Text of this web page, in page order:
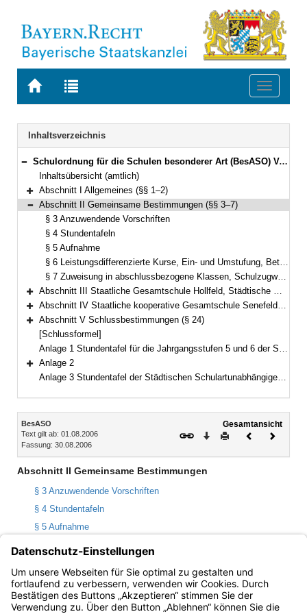
Zur
BAYERN.RECHT
Zur
letzten
Suche
Toggle
Navigation
Inhaltsverzeichnis
Bereich reduzieren
Schulordnung für die Schulen besonderer Art (BesASO) Vom 30. August 2006 (GVBl. S. 722) BayRS 2235-2-1-1-K (§§ 1–24)
Inhaltsübersicht (amtlich)
Bereich erweitern
Abschnitt I Allgemeines (§§ 1–2)
Bereich reduzieren
Abschnitt II Gemeinsame Bestimmungen (§§ 3–7)
§ 3 Anzuwendende Vorschriften
§ 4 Stundentafeln
§ 5 Aufnahme
§ 6 Leistungsdifferenzierte Kurse, Ein- und Umstufung, Beteiligung der Erziehungsberechtigten
§ 7 Zuweisung in abschlussbezogene Klassen, Schulzugwechsel und Wechsel in andere Schule
Bereich erweitern
Abschnitt III Staatliche Gesamtschule Hollfeld, Städtische Willy-Brandt-Gesamtschule München, Städtische Schulartunabhängige Orientierungsstufe München-Neuperlach (§§ 8–18)
Bereich erweitern
Abschnitt IV Staatliche kooperative Gesamtschule Senefelder-Schule Treuchtlingen, Evangelische kooperative Gesamtschule Wilhelm-Löhe-Schule Nürnberg (§§ 19–23)
Bereich erweitern
Abschnitt V Schlussbestimmungen (§ 24)
[Schlussformel]
Anlage 1 Stundentafel für die Jahrgangsstufen 5 und 6 der Staatlichen Gesamtschule Hollfeld
Bereich erweitern
Anlage 2
Anlage 3 Stundentafel der Städtischen Schulartunabhängigen Orientierungsstufe München-Neuperlach
Inhalt
BesASO
Text gilt ab: 01.08.2006
Fassung: 30.08.2006
Gesamtansicht
Download
DruckenVorheriges
Abschnitt II Gemeinsame Bestimmungen
§ 3 Anzuwendende Vorschriften
§ 4 Stundentafeln
§ 5 Aufnahme
§ 6 Leistungsdifferenzierte Kurse, Ein- und Umstufung,
Beteiligung der Erziehungsberechtigten
§ 7 Zuweisung in abschlussbezogene Klassen,
Schulzugwechsel und Wechsel in andere Schule